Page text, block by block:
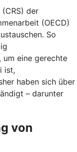
der
(OECD)
So
um eine gerechte
ist,
haben sich über
– darunter
von